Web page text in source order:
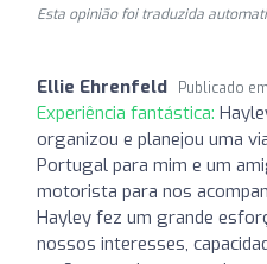
Esta opinião foi traduzida
Ellie Ehrenfeld Publicado em
Experiência fantástica:
organizou e planejou uma
Portugal para mim e um
motorista para nos
Hayley fez um grande
nossos interesses,